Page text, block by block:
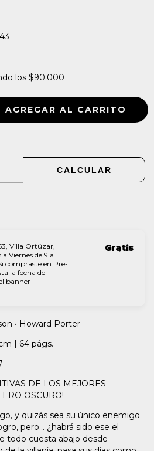
los $90.000
CALCULAR
Villa Ortúzar,
Viernes de 9 a
compraste en Pre-
la fecha de
banner
Gratis
• Howard Porter
| 64 págs.
DE LOS MEJORES
OSCURO!
y quizás sea su único enemigo
pero... ¿habrá sido ese el
todo cuesta abajo desde